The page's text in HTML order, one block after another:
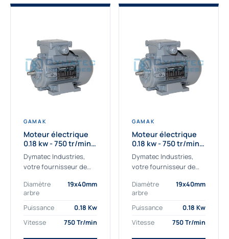
GAMAK
Moteur électrique
0.18 kw - 750 tr/min -
230/400V - IE2
Dymatec Industries,
votre fournisseur de
kw. Dymatec Industries
vous propose le moteur
électrique 0.18 kw, un
qualité Gamak...
Diamètre
arbre
19x40mm
Puissance
0.18 Kw
Vitesse
750 Tr/min
GAMAK
Moteur électrique
0.18 kw - 750 tr/min -
230/400V - IE3
Dymatec Industries,
votre fournisseur de
kw. Dymatec Industries
vous propose le moteur
électrique 0.18 kw, un
moteur de qualité...
Diamètre
arbre
19x40mm
Puissance
0.18 Kw
Vitesse
750 Tr/min